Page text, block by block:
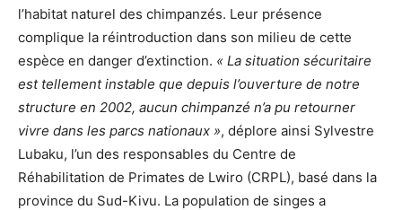
l’habitat naturel des chimpanzés. Leur présence
complique la réintroduction dans son milieu de cette
espèce en danger d’extinction. « La situation sécuritaire
est tellement instable que depuis l’ouverture de notre
structure en 2002, aucun chimpanzé n’a pu retourner
vivre dans les parcs nationaux », déplore ainsi Sylvestre
Lubaku, l’un des responsables du Centre de
Réhabilitation de Primates de Lwiro (CRPL), basé dans la
province du Sud-Kivu. La population de singes a